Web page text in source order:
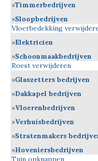
Timmerbedrijven
Sloopbedrijven
Vloerbedekking
Elektricien
Schoonmaakbedrijven
Roest verwijderen
Glaszetters bedrijven
Dakkapel bedrijven
Vloerenbedrijven
Verhuisbedrijven
Stratenmakers
Hoveniersbedrijven
Tuin opknappen